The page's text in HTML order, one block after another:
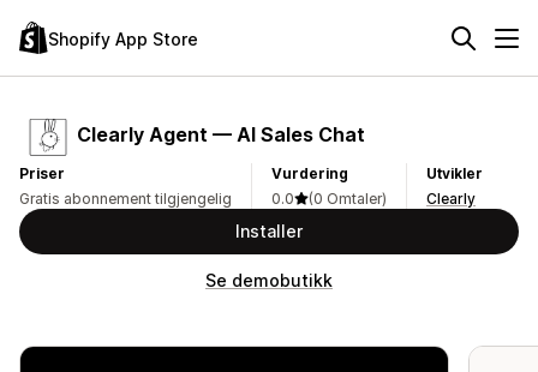
Shopify App Store
Clearly Agent — AI Sales Chat
Priser
Gratis abonnement tilgjengelig
Vurdering
0.0
(0 Omtaler)
Utvikler
Clearly
Installer
Se demobutikk